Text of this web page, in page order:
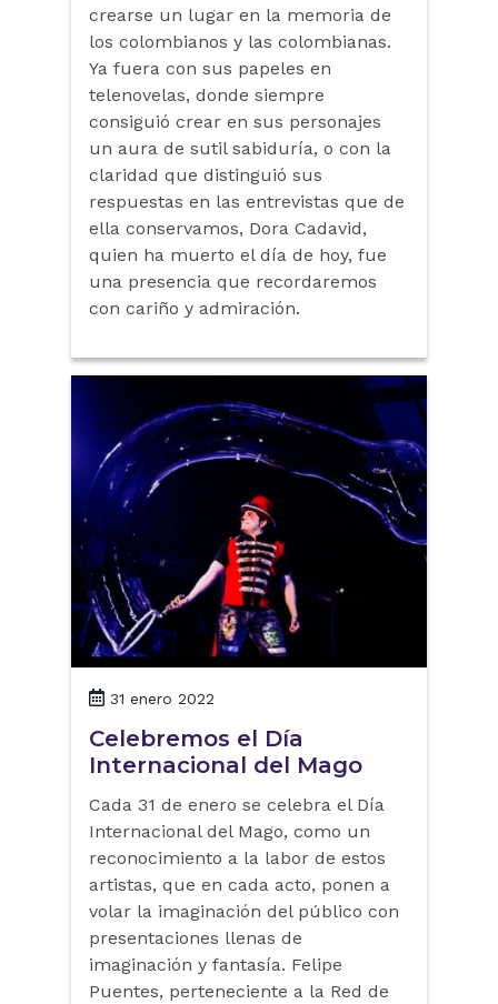
crearse un lugar en la memoria de
los colombianos y las colombianas.
Ya fuera con sus papeles en
telenovelas, donde siempre
consiguió crear en sus personajes
un aura de sutil sabiduría, o con la
claridad que distinguió sus
respuestas en las entrevistas que de
ella conservamos, Dora Cadavid,
quien ha muerto el día de hoy, fue
una presencia que recordaremos
con cariño y admiración.
31 enero 2022
Celebremos el Día
Internacional del Mago
Cada 31 de enero se celebra el Día
Internacional del Mago, como un
reconocimiento a la labor de estos
artistas, que en cada acto, ponen a
volar la imaginación del público con
presentaciones llenas de
imaginación y fantasía. Felipe
Puentes, perteneciente a la Red de